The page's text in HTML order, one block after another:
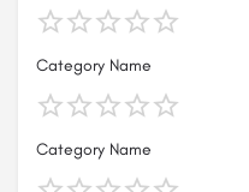
Category Name
Category Name